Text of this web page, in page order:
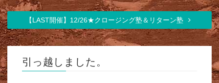
【LAST開催】12/26★クロージング塾＆リターン塾
引っ越しました。